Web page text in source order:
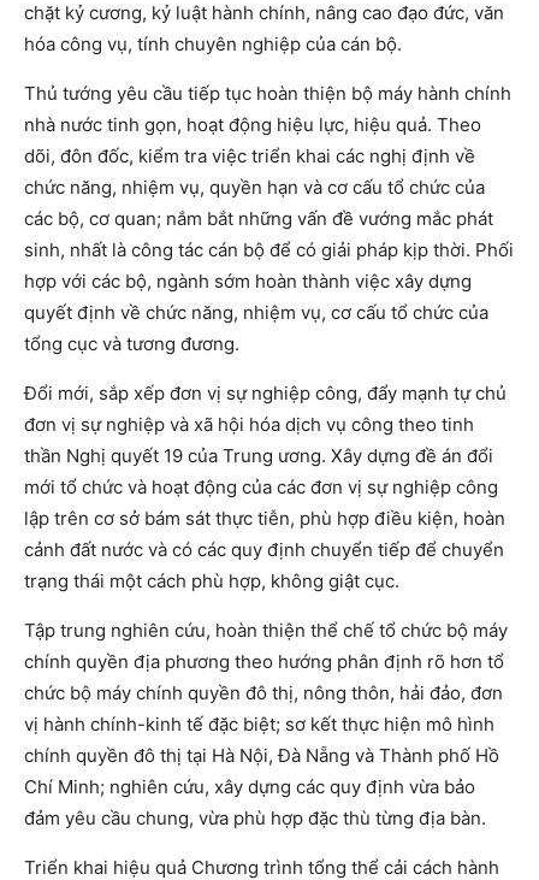
chặt kỷ cương, kỷ luật hành chính, nâng cao đạo đức, văn
hóa công vụ, tính chuyên nghiệp của cán bộ.
Thủ tướng yêu cầu tiếp tục hoàn thiện bộ máy hành chính
nhà nước tinh gọn, hoạt động hiệu lực, hiệu quả. Theo
dõi, đôn đốc, kiểm tra việc triển khai các nghị định về
chức năng, nhiệm vụ, quyền hạn và cơ cấu tổ chức của
các bộ, cơ quan; nắm bắt những vấn đề vướng mắc phát
sinh, nhất là công tác cán bộ để có giải pháp kịp thời. Phối
hợp với các bộ, ngành sớm hoàn thành việc xây dựng
quyết định về chức năng, nhiệm vụ, cơ cấu tổ chức của
tổng cục và tương đương.
Đổi mới, sắp xếp đơn vị sự nghiệp công, đẩy mạnh tự chủ
đơn vị sự nghiệp và xã hội hóa dịch vụ công theo tinh
thần Nghị quyết 19 của Trung ương. Xây dựng đề án đổi
mới tổ chức và hoạt động của các đơn vị sự nghiệp công
lập trên cơ sở bám sát thực tiễn, phù hợp điều kiện, hoàn
cảnh đất nước và có các quy định chuyển tiếp để chuyển
trạng thái một cách phù hợp, không giật cục.
Tập trung nghiên cứu, hoàn thiện thể chế tổ chức bộ máy
chính quyền địa phương theo hướng phân định rõ hơn tổ
chức bộ máy chính quyền đô thị, nông thôn, hải đảo, đơn
vị hành chính-kinh tế đặc biệt; sơ kết thực hiện mô hình
chính quyền đô thị tại Hà Nội, Đà Nẵng và Thành phố Hồ
Chí Minh; nghiên cứu, xây dựng các quy định vừa bảo
đảm yêu cầu chung, vừa phù hợp đặc thù từng địa bàn.
Triển khai hiệu quả Chương trình tổng thể cải cách hành